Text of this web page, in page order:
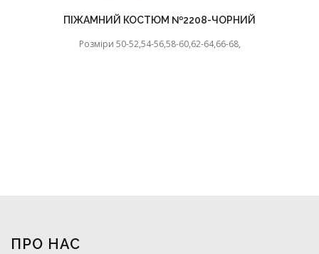
ПІЖАМНИЙ КОСТЮМ №2208-ЧОРНИЙ
Розміри 50-52,54-56,58-60,62-64,66-68,
ПРО НАС